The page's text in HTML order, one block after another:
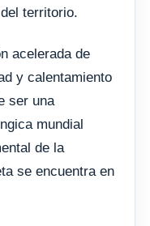
territorio.
acelerada de
y calentamiento
ser una
mundial
de la
se encuentra en